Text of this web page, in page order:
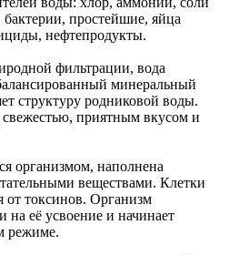
простейшие, яйца
нефтепродукты.
фильтрации, вода
минеральный
структуру родниковой воды.
свежестью, приятным вкусом и
организмом, наполнена
веществами. Клетки
от токсинов. Организм
на её усвоение и начинает
режиме.